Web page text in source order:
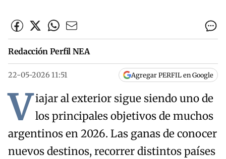
Redacción Perfil NEA
22-05-2026 11:51 Agregar PERFIL en Google
Viajar al exterior sigue siendo uno de
los principales objetivos de muchos
argentinos en 2026. Las ganas de conocer
nuevos destinos, recorrer distintos países